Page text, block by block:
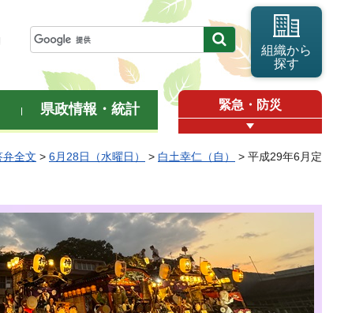
組織から
探す
県政情報・統計 緊急・防災
全文 > 6月28日（水曜日） > 白土幸仁（自）
> 平成29年6月定